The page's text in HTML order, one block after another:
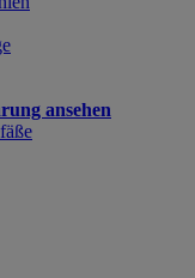
ansehen